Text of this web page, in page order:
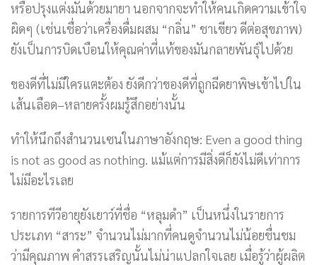
หรือปรุงแต่งมันด้วยมายา นอกจากจะทำให้คนเกิดความเข้าใจ
ผิดๆ (เช่นเชื่อว่าเครื่องดื่มผสม “กลิ่น” ชาเขียว ดีต่อสุขภาพ)
ยังเป็นการบิดเบือนให้คุณค่าที่แท้ของมันกลายพันธุ์ไปด้วย
ของดีที่ไม่มีใครแตะต้อง ยังดีกว่าของดีที่ถูกฉีดยาพิษเข้าไปใน
เส้นเลือด–หลายครั้งผมรู้สึกอย่างนั้น
ทำให้นึกถึงสำนวนเซนในภาษาอังกฤษ: Even a good thing
is not as good as nothing. แม้แต่การมีสิ่งดีก็ยังไม่ดีเท่าการ
ไม่มีอะไรเลย
รายการทีวีอายุยังเยาว์ที่ชื่อ “หลุมดำ” เป็นหนึ่งในรายการ
ประเภท “สาระ” จำนวนไม่มากที่คนดูจำนวนไม่น้อยชื่นชม
ว่ามีคุณภาพ คำสรรเสริญนั้นไม่น่าแปลกใจเลย เมื่อรู้ว่าผู้ผลิต